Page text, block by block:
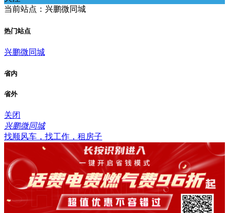
当前站点：兴鹏微同城
热门站点
兴鹏微同城
省内
省外
关闭
兴鹏微同城
找顺风车，找工作，租房子